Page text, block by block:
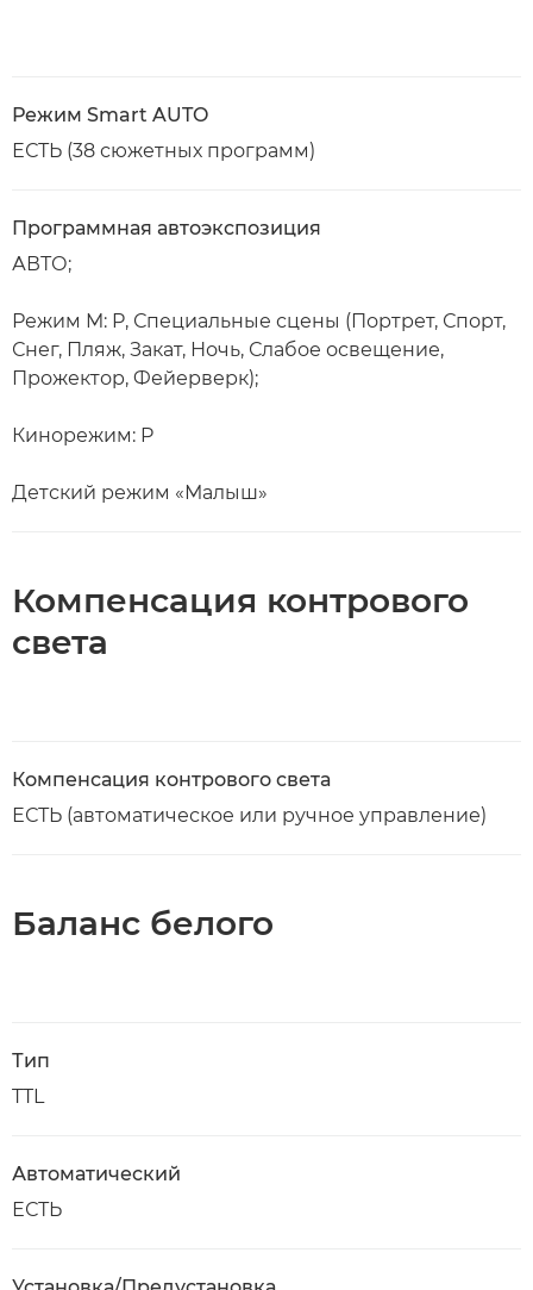
Режим Smart AUTO
ЕСТЬ (38 сюжетных программ)
Программная автоэкспозиция
АВТО;
Режим M: P, Специальные сцены (Портрет, Спорт,
Снег, Пляж, Закат, Ночь, Слабое освещение,
Прожектор, Фейерверк);
Кинорежим: P
Детский режим «Малыш»
Компенсация контрового
света
Компенсация контрового света
ЕСТЬ (автоматическое или ручное управление)
Баланс белого
Тип
TTL
Автоматический
ЕСТЬ